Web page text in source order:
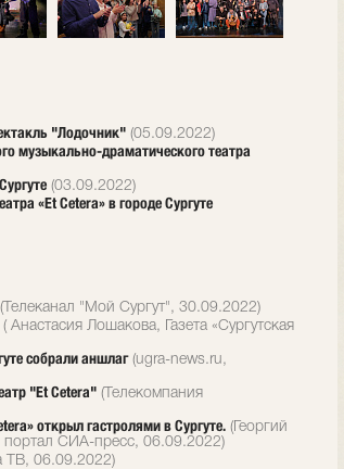
"Лодочник" (05.09.2022)
музыкально-драматического театра
(03.09.2022)
«Et Cetera» в городе Сургуте
(Телеканал "Мой Сургут", 30.09.2022)
( Анастасия Лошакова, Газета «Сургутская
собрали аншлаг(ugra-news.ru,
"Et Cetera" (Телекомпания
открыл гастролями в Сургуте. (Георгий
СИА-пресс, 06.09.2022)
ТВ, 06.09.2022)